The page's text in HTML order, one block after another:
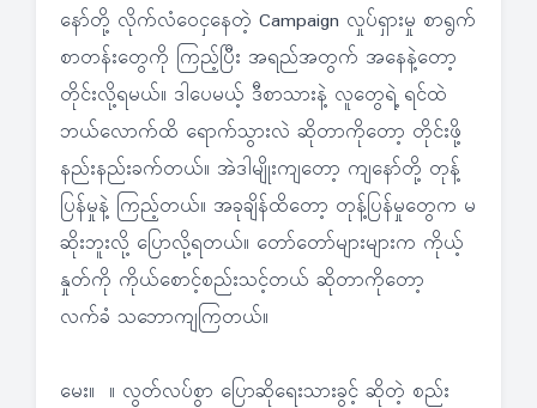
နော်တို့ လိုက်လံဝေငှနေတဲ့ Campaign လှုပ်ရှားမှု စာရွက်
စာတန်းတွေကို ကြည့်ပြီး အရည်အတွက် အနေနဲ့တော့
တိုင်းလို့ရမယ်။ ဒါပေမယ့် ဒီစာသားနဲ့ လူတွေရဲ့ ရင်ထဲ
ဘယ်လောက်ထိ ရောက်သွားလဲ ဆိုတာကိုတော့ တိုင်းဖို့
နည်းနည်းခက်တယ်။ အဲဒါမျိုးကျတော့ ကျနော်တို့ တုန့်
ပြန်မှုနဲ့ ကြည့်တယ်။ အခုချိန်ထိတော့ တုန့်ပြန်မှုတွေက မ
ဆိုးဘူးလို့ ပြောလို့ရတယ်။ တော်တော်များများက ကိုယ့်
နှုတ်ကို ကိုယ်စောင့်စည်းသင့်တယ် ဆိုတာကိုတော့
လက်ခံ သဘောကျကြတယ်။
မေး။ ။ လွတ်လပ်စွာ ပြောဆိုရေးသားခွင့် ဆိုတဲ့ စည်း